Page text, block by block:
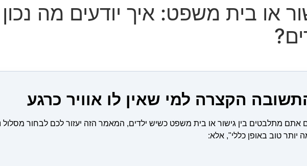
או בית משפט: איך יודעים מה
הקצרה למי שאין לו אוויר כרגע
אתם מתלבטים בין גישור או בית משפט כשיש ילדים, המאמר הזה יעזור לכם לבחור מסלול
יותר טוב באופן כללי", אלא: